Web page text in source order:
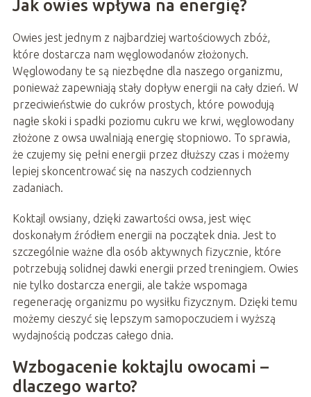
Jak owies wpływa na energię?
Owies jest jednym z najbardziej wartościowych zbóż,
które dostarcza nam węglowodanów złożonych.
Węglowodany te są niezbędne dla naszego organizmu,
ponieważ zapewniają stały dopływ energii na cały dzień. W
przeciwieństwie do cukrów prostych, które powodują
nagłe skoki i spadki poziomu cukru we krwi, węglowodany
złożone z owsa uwalniają energię stopniowo. To sprawia,
że czujemy się pełni energii przez dłuższy czas i możemy
lepiej skoncentrować się na naszych codziennych
zadaniach.
Koktajl owsiany, dzięki zawartości owsa, jest więc
doskonałym źródłem energii na początek dnia. Jest to
szczególnie ważne dla osób aktywnych fizycznie, które
potrzebują solidnej dawki energii przed treningiem. Owies
nie tylko dostarcza energii, ale także wspomaga
regenerację organizmu po wysiłku fizycznym. Dzięki temu
możemy cieszyć się lepszym samopoczuciem i wyższą
wydajnością podczas całego dnia.
Wzbogacenie koktajlu owocami –
dlaczego warto?